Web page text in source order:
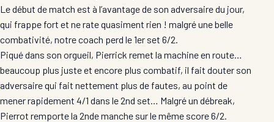
Le début de match est à l’avantage de son adversaire du jour,
qui frappe fort et ne rate quasiment rien ! malgré une belle
combativité, notre coach perd le 1er set 6/2.
Piqué dans son orgueil, Pierrick remet la machine en route…
beaucoup plus juste et encore plus combatif, il fait douter son
adversaire qui fait nettement plus de fautes, au point de
mener rapidement 4/1 dans le 2nd set… Malgré un débreak,
Pierrot remporte la 2nde manche sur le même score 6/2.